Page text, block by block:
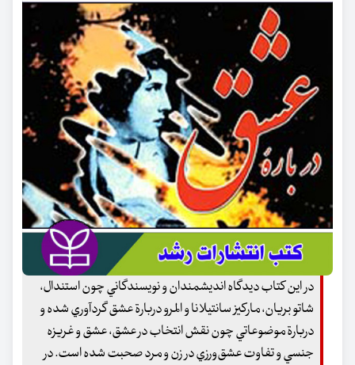
در اين كتاب ديدگاه انديشمندان و نويسندگاني چون استندال،
شاتو بريان، ماركيز سانتيلانا و المرو دربارة عشق گردآوري شده و
دربارة موضوعاتي چون نقش انتخاب در عشق، عشق و غريزه
جنسي و تفاوت عشق‌ورزي در زن و مرد صحبت شده است. در